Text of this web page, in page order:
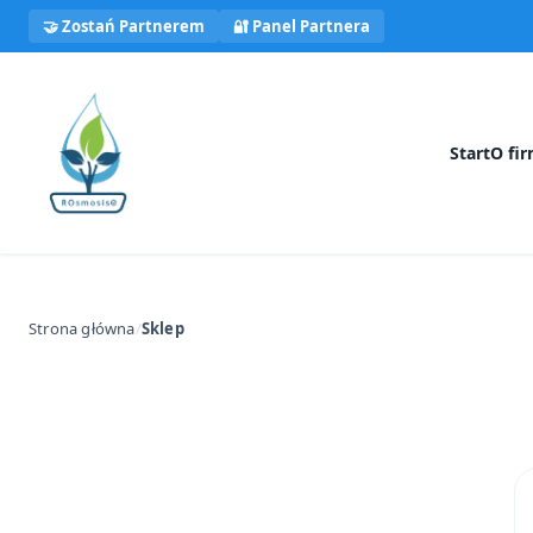
Przejdź
🤝 Zostań Partnerem 🔐 Panel Partnera
StartO
Strona główna/Sklep